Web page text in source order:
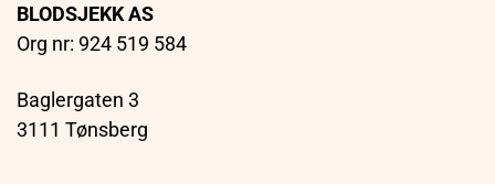
BLODSJEKK AS
Org nr: 924 519 584
Baglergaten 3
3111 Tønsberg